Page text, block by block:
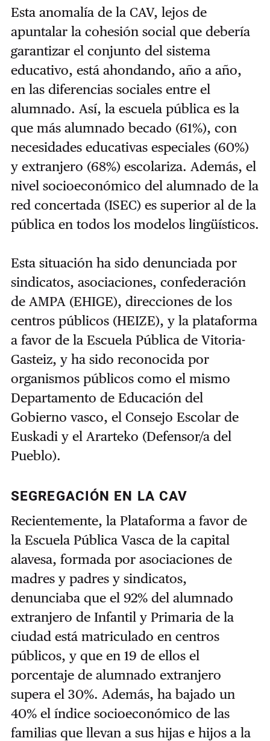
Esta anomalía de la CAV, lejos de
apuntalar la cohesión social que debería
garantizar el conjunto del sistema
educativo, está ahondando, año a año,
en las diferencias sociales entre el
alumnado. Así, la escuela pública es la
que más alumnado becado (61%), con
necesidades educativas especiales (60%)
y extranjero (68%) escolariza. Además, el
nivel socioeconómico del alumnado de la
red concertada (ISEC) es superior al de la
pública en todos los modelos lingüísticos.
Esta situación ha sido denunciada por
sindicatos, asociaciones, confederación
de AMPA (EHIGE), direcciones de los
centros públicos (HEIZE), y la plataforma
a favor de la Escuela Pública de Vitoria-
Gasteiz, y ha sido reconocida por
organismos públicos como el mismo
Departamento de Educación del
Gobierno vasco, el Consejo Escolar de
Euskadi y el Ararteko (Defensor/a del
Pueblo).
SEGREGACIÓN EN LA CAV
Recientemente, la Plataforma a favor de
la Escuela Pública Vasca de la capital
alavesa, formada por asociaciones de
madres y padres y sindicatos,
denunciaba que el 92% del alumnado
extranjero de Infantil y Primaria de la
ciudad está matriculado en centros
públicos, y que en 19 de ellos el
porcentaje de alumnado extranjero
supera el 30%. Además, ha bajado un
40% el índice socioeconómico de las
familias que llevan a sus hijas e hijos a la